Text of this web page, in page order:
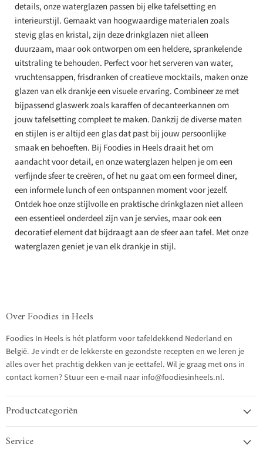
details, onze waterglazen passen bij elke tafelsetting en
interieurstijl. Gemaakt van hoogwaardige materialen zoals
stevig glas en kristal, zijn deze drinkglazen niet alleen
duurzaam, maar ook ontworpen om een heldere, sprankelende
uitstraling te behouden. Perfect voor het serveren van water,
vruchtensappen, frisdranken of creatieve mocktails, maken onze
glazen van elk drankje een visuele ervaring. Combineer ze met
bijpassend glaswerk zoals karaffen of decanteerkannen om
jouw tafelsetting compleet te maken. Dankzij de diverse maten
en stijlen is er altijd een glas dat past bij jouw persoonlijke
smaak en behoeften. Bij Foodies in Heels draait het om
aandacht voor detail, en onze waterglazen helpen je om een
verfijnde sfeer te creëren, of het nu gaat om een formeel diner,
een informele lunch of een ontspannen moment voor jezelf.
Ontdek hoe onze stijlvolle en praktische drinkglazen niet alleen
een essentieel onderdeel zijn van je servies, maar ook een
decoratief element dat bijdraagt aan de sfeer aan tafel. Met onze
waterglazen geniet je van elk drankje in stijl.
Over Foodies in Heels
Foodies In Heels is hét platform voor tafeldekkend Nederland en
België. Je vindt er de lekkerste en gezondste recepten en we leren je
alles over het prachtig dekken van je eettafel. Wil je graag met ons in
contact komen? Stuur een e-mail naar info@foodiesinheels.nl.
Productcategoriën
Service